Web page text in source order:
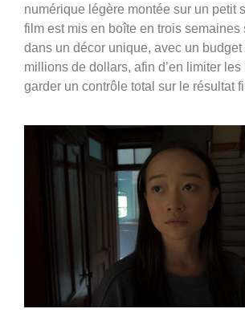
numérique légère montée sur un petit
film est mis en boîte en trois semaines
dans un décor unique, avec un budget
millions de dollars, afin d’en limiter les
garder un contrôle total sur le résultat